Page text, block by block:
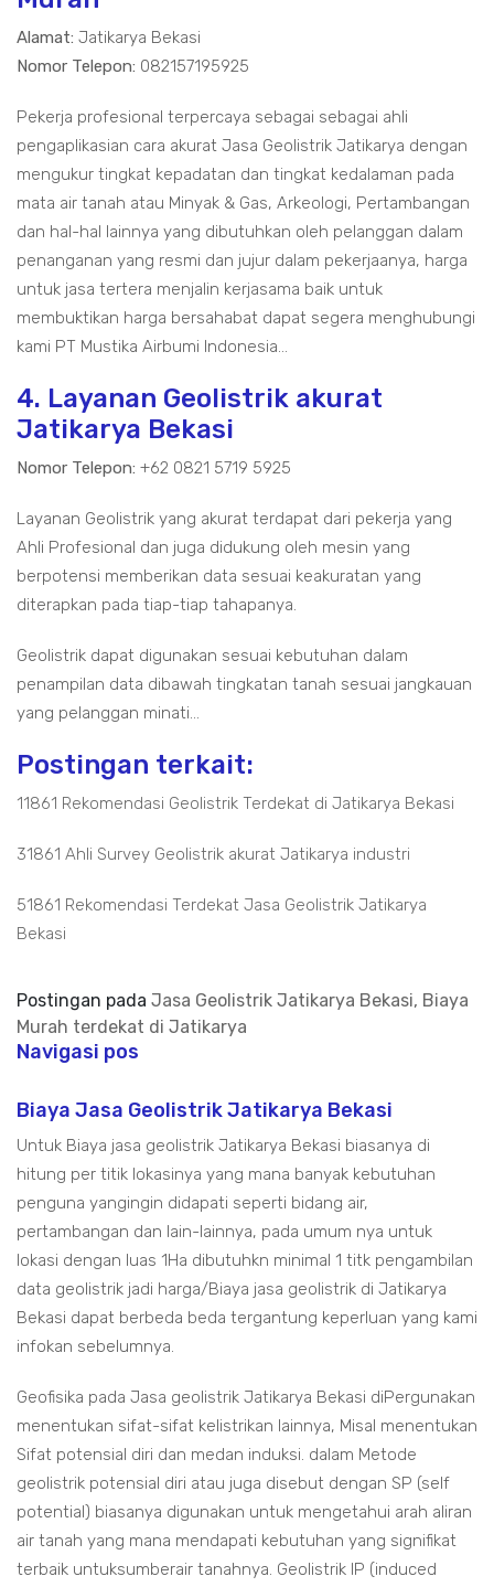
Alamat: Jatikarya Bekasi
Nomor Telepon: 082157195925
Pekerja profesional terpercaya sebagai sebagai ahli
pengaplikasian cara akurat Jasa Geolistrik Jatikarya dengan
mengukur tingkat kepadatan dan tingkat kedalaman pada
mata air tanah atau Minyak & Gas, Arkeologi, Pertambangan
dan hal-hal lainnya yang dibutuhkan oleh pelanggan dalam
penanganan yang resmi dan jujur dalam pekerjaanya, harga
untuk jasa tertera menjalin kerjasama baik untuk
membuktikan harga bersahabat dapat segera menghubungi
kami PT Mustika Airbumi Indonesia...
4. Layanan Geolistrik akurat
Jatikarya Bekasi
Nomor Telepon: +62 0821 5719 5925
Layanan Geolistrik yang akurat terdapat dari pekerja yang
Ahli Profesional dan juga didukung oleh mesin yang
berpotensi memberikan data sesuai keakuratan yang
diterapkan pada tiap-tiap tahapanya.
Geolistrik dapat digunakan sesuai kebutuhan dalam
penampilan data dibawah tingkatan tanah sesuai jangkauan
yang pelanggan minati...
Postingan terkait:
11861 Rekomendasi Geolistrik Terdekat di Jatikarya Bekasi
31861 Ahli Survey Geolistrik akurat Jatikarya industri
51861 Rekomendasi Terdekat Jasa Geolistrik Jatikarya
Bekasi
Postingan pada Jasa Geolistrik Jatikarya Bekasi, Biaya
Murah terdekat di Jatikarya
Navigasi pos
Biaya Jasa Geolistrik Jatikarya Bekasi
Untuk Biaya jasa geolistrik Jatikarya Bekasi biasanya di
hitung per titik lokasinya yang mana banyak kebutuhan
penguna yangingin didapati seperti bidang air,
pertambangan dan lain-lainnya, pada umum nya untuk
lokasi dengan luas 1Ha dibutuhkn minimal 1 titk pengambilan
data geolistrik jadi harga/Biaya jasa geolistrik di Jatikarya
Bekasi dapat berbeda beda tergantung keperluan yang kami
infokan sebelumnya.
Geofisika pada Jasa geolistrik Jatikarya Bekasi diPergunakan
menentukan sifat-sifat kelistrikan lainnya, Misal menentukan
Sifat potensial diri dan medan induksi. dalam Metode
geolistrik potensial diri atau juga disebut dengan SP (self
potential) biasanya digunakan untuk mengetahui arah aliran
air tanah yang mana mendapati kebutuhan yang signifikat
terbaik untuksumberair tanahnya. Geolistrik IP (induced